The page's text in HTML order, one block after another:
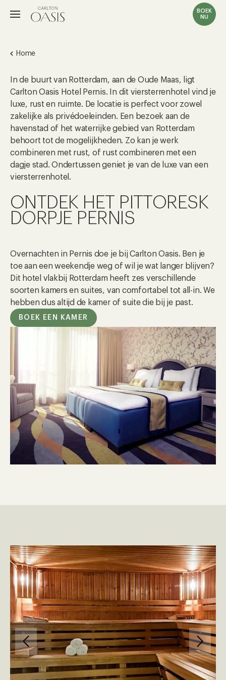
BOEK
NU
Home
In de buurt van Rotterdam, aan de Oude Maas, ligt
Carlton Oasis Hotel Pernis. In dit viersterrenhotel vind je
luxe, rust en ruimte. De locatie is perfect voor zowel
zakelijke als privédoeleinden. Een bezoek aan de
havenstad of het waterrijke gebied van Rotterdam
behoort tot de mogelijkheden. Zo kan je werk
combineren met rust, of rust combineren met een
dagje stad. Ondertussen geniet je van de luxe van een
viersterrenhotel.
ONTDEK HET PITTORESK
DORPJE PERNIS
Overnachten in Pernis doe je bij Carlton Oasis. Ben je
toe aan een weekendje weg of wil je wat langer blijven?
Dit hotel vlakbij Rotterdam heeft zes verschillende
soorten kamers en suites, van comfortabel tot all-in. We
hebben dus altijd de kamer of suite die bij je past.
BOEK EEN KAMER